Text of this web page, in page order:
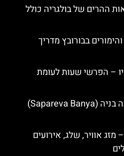
ל-2 מרחצאות ההרים של בולגריה כולל
בבורובץ מדריך
– הפרשי שעות לעומת
בריכות תרמיות בספארבה בניה (Sapareva Banya)
אוויר, שלג, אירועים